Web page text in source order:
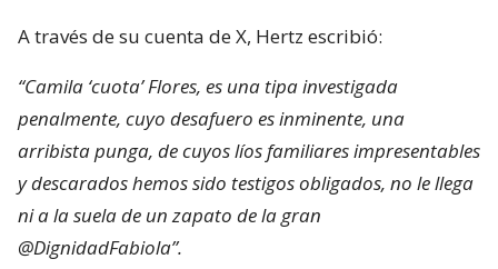
A través de su cuenta de X, Hertz escribió:
“Camila ‘cuota’ Flores, es una tipa investigada
penalmente, cuyo desafuero es inminente, una
arribista punga, de cuyos líos familiares impresentables
y descarados hemos sido testigos obligados, no le llega
ni a la suela de un zapato de la gran
@DignidadFabiola”.